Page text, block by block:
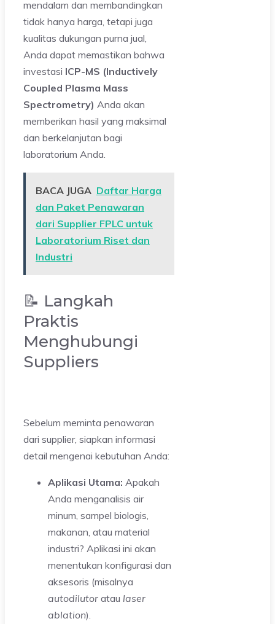
mendalam dan membandingkan
tidak hanya harga, tetapi juga
kualitas dukungan purna jual,
Anda dapat memastikan bahwa
investasi ICP-MS (Inductively
Coupled Plasma Mass
Spectrometry) Anda akan
memberikan hasil yang maksimal
dan berkelanjutan bagi
laboratorium Anda.
BACA JUGA Daftar Harga
dan Paket Penawaran
dari Supplier FPLC untuk
Laboratorium Riset dan
Industri
📝 Langkah
Praktis
Menghubungi
Suppliers
Sebelum meminta penawaran
dari supplier, siapkan informasi
detail mengenai kebutuhan Anda:
Aplikasi Utama: Apakah
Anda menganalisis air
minum, sampel biologis,
makanan, atau material
industri? Aplikasi ini akan
menentukan konfigurasi dan
aksesoris (misalnya
autodilutor atau laser
ablation).